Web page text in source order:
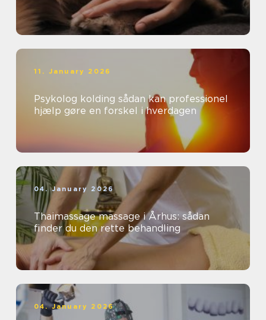
11. January 2026
Psykolog kolding sådan kan professionel
hjælp gøre en forskel i hverdagen
04. January 2026
Thaimassage massage i Århus: sådan
finder du den rette behandling
04. January 2026